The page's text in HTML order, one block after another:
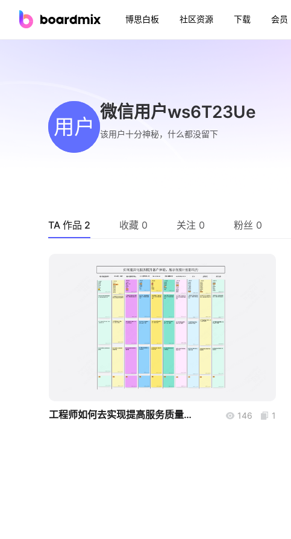
博思白板 社区资源 下载 会员
用户
微信用户ws6T23Ue
该用户十分神秘，什么都没留下
TA 作品 2 收藏 0 关注 0 粉丝 0
boardmix
工程师如何去实现提高服务质量脑暴会 146 1